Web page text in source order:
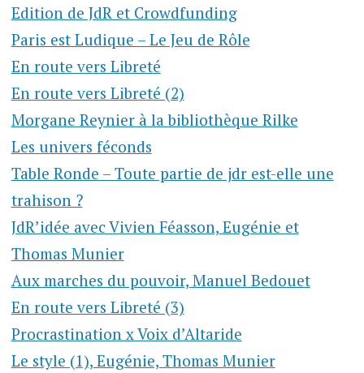
Edition de JdR et Crowdfunding
Paris est Ludique – Le Jeu de Rôle
En route vers Libreté
En route vers Libreté (2)
Morgane Reynier à la bibliothèque Rilke
Les univers féconds
Table Ronde – Toute partie de jdr est-elle une
trahison ?
JdR’idée avec Vivien Féasson, Eugénie et
Thomas Munier
Aux marches du pouvoir, Manuel Bedouet
En route vers Libreté (3)
Procrastination x Voix d’Altaride
Le style (1), Eugénie, Thomas Munier